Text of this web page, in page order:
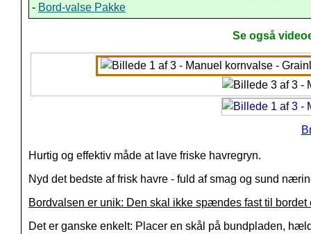
- Bord-valse Pakke
Se også
Hurtig og effektiv måde at lave friske havregryn.
Nyd det bedste af frisk havre - fuld af smag og sund
Bordvalsen er unik: Den skal ikke spændes fast til bordet
Det er ganske enkelt: Placer en skål på bundpladen,